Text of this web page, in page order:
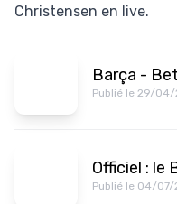
Christensen en live.
Barça -
Publié le 29/04/
Officiel : le
Publié le 04/07/